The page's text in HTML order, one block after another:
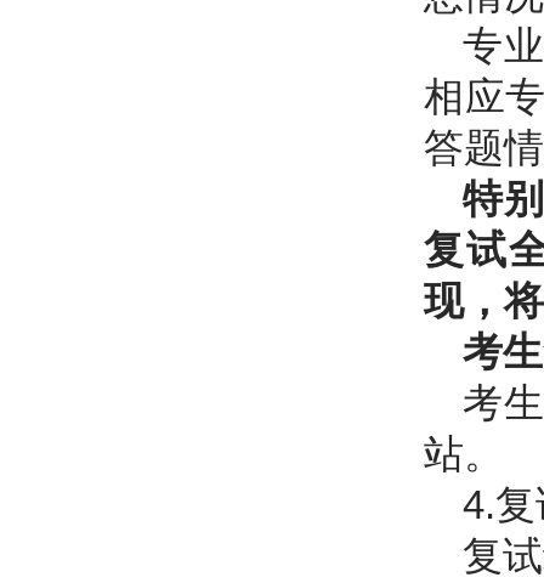
专
相应
答题
特
复试
现，
考
考
站。
4.
复